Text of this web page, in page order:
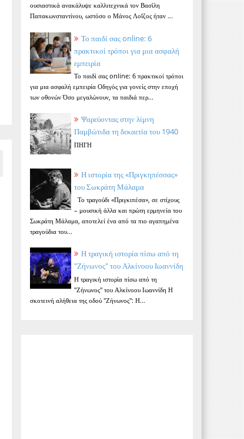
ουσιαστικά ανακάλυψε καλλιτεχνικά τον Βασίλη
Παπακωνσταντίνου, ωστόσο ο Μάνος Λοΐζος ήταν ...
Το παιδί σας online: 6
πρακτικοί τρόποι για μια ασφαλή
εμπειρία
Το παιδί σας online: 6 πρακτικοί τρόποι
για μια ασφαλή εμπειρία Οδηγός για γονείς στην εποχή
των οθονών Όσο μεγαλώνουν, τα παιδιά περ...
Ψαρεύοντας στην λίμνη
Παμβώτιδα τη δεκαετία του 1940
ΠΗΓΗ
Η ιστορία της «Πριγκηπέσσας»
του Σωκράτη Μάλαμα
Το τραγούδι «Πριγκιπέσα», σε στίχους
– μουσική άλλα και πρώτη ερμηνεία του
Σωκράτη Μάλαμα, αποτελεί ένα από τα πιο αγαπημένα
τραγούδια του...
Η τραγική ιστορία πίσω από τη
"Ζήνωνος" του Αλκίνοου Ιωαννίδη
Η τραγική ιστορία πίσω από τη
"Ζήνωνος" του Αλκίνοου Ιωαννίδη Η
σκοτεινή αλήθεια της οδού "Ζήνωνος": Η...